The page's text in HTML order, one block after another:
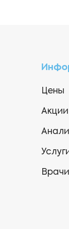
Цены
Акции
Врачи